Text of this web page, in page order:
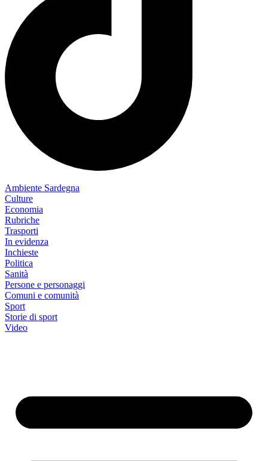
Ambiente Sardegna
Culture
Economia
Rubriche
Trasporti
In evidenza
Inchieste
Politica
Sanità
Persone e personaggi
Comuni e comunità
Sport
Storie di sport
Video